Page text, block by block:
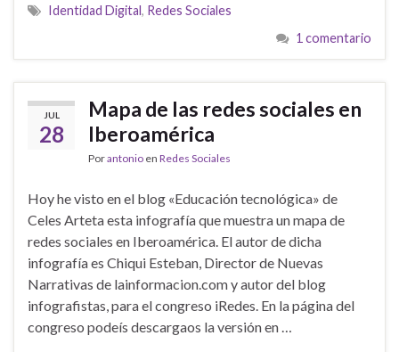
Identidad Digital, Redes Sociales
1 comentario
JUL
28
Mapa de las redes sociales en
Iberoamérica
Porantonio en Redes Sociales
Hoy he visto en el blog «Educación tecnológica» de
Celes Arteta esta infografía que muestra un mapa de
redes sociales en Iberoamérica. El autor de dicha
infografía es Chiqui Esteban, Director de Nuevas
Narrativas de lainformacion.com y autor del blog
infografistas, para el congreso iRedes. En la página del
congreso podeís descargaos la versión en …